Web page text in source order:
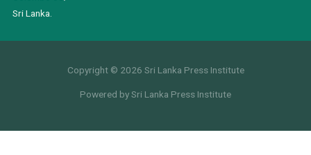
Sri Lanka.
Copyright © 2026 Sri Lanka Press Institute
Powered by Sri Lanka Press Institute